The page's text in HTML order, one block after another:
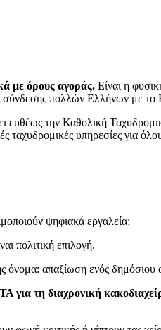
με όρους αγοράς. Είναι η
σύνδεσης πολλών Ελλήνων με το
ευθέως την Καθολική
υπηρεσίες για
ψηφιακά εργαλεία;
πολιτική επιλογή.
όνομα: απαξίωση ενός δημόσιου
για τη διαχρονική